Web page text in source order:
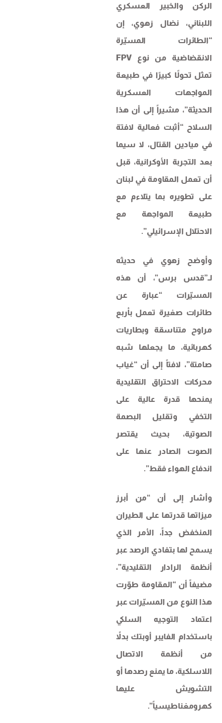
الركن والخبير العسكري
اللبناني، نضال زهوي، إن
“الطائرات المسيّرة
الانقضاضية من نوع FPV
تمثل تحولًا كبيرًا في طبيعة
المواجهات العسكرية
الحديثة”، مشيراً إلى أن هذا
السلاح “أثبت فعالية لافتة
في ميادين القتال، لا سيما
بعد التجربة الأوكرانية، قبل
أن تعمل المقاومة في لبنان
على تطويره بما يتلاءم مع
طبيعة المواجهة مع
الاحتلال الإسرائيلي”.
وأوضح زهوي في حديثه
لـ”قدس برس”، أن هذه
المسيّرات “عبارة عن
طائرات صغيرة تعمل بأربع
مراوح متناسقة وبطاريات
كهربائية، ما يجعلها شبه
صامتة”، لافتاً إلى أن “غياب
محركات الاحتراق التقليدية
يمنحها قدرة عالية على
التخفي وتقليل البصمة
الصوتية، بحيث يقتصر
الصوت الصادر عنها على
اندفاع الهواء فقط”.
وأشار إلى أن “من أبرز
ميزاتها قدرتها على الطيران
المنخفض جداً، الأمر الذي
يسمح لها بتفادي الرصد عبر
أنظمة الرادار التقليدية”،
مضيفاً أن “المقاومة طوّرت
هذا النوع من المسيّرات عبر
اعتماد التوجيه السلكي
باستخدام الفايبر أوبتك بدلاً
من أنظمة الاتصال
اللاسلكية، ما يمنع رصدها أو
التشويش عليها
كهرومغناطيسياً”.